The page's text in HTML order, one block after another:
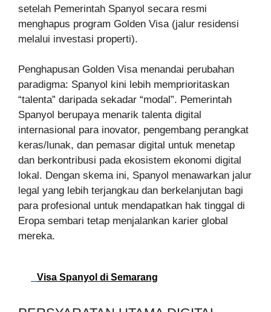
setelah Pemerintah Spanyol secara resmi
menghapus program Golden Visa (jalur residensi
melalui investasi properti).
Penghapusan Golden Visa menandai perubahan
paradigma: Spanyol kini lebih memprioritaskan
“talenta” daripada sekadar “modal”. Pemerintah
Spanyol berupaya menarik talenta digital
internasional para inovator, pengembang perangkat
keras/lunak, dan pemasar digital untuk menetap
dan berkontribusi pada ekosistem ekonomi digital
lokal. Dengan skema ini, Spanyol menawarkan jalur
legal yang lebih terjangkau dan berkelanjutan bagi
para profesional untuk mendapatkan hak tinggal di
Eropa sembari tetap menjalankan karier global
mereka.
Visa Spanyol di Semarang